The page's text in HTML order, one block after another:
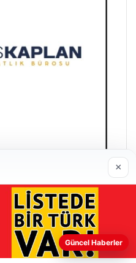
daha iyi anlayabilmek,
×
Güncel Haberler